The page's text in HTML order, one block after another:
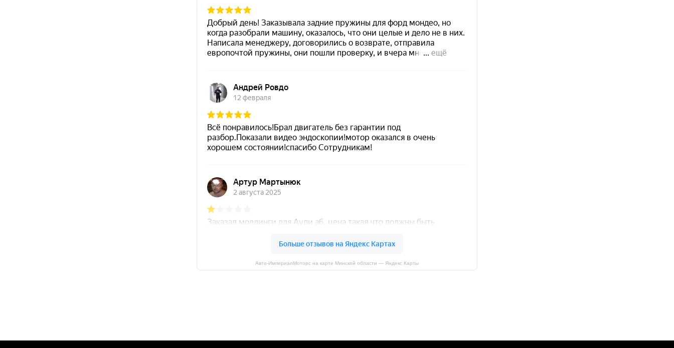
Авто-ИмпериалМоторс на карте Минской области — Яндекс Карты